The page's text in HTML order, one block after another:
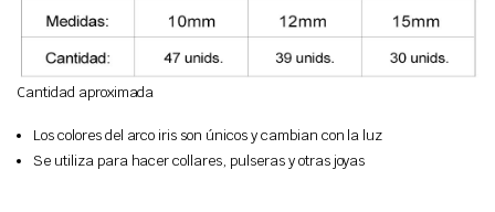
Cantidad aproximada
Los colores del arco iris son únicos y cambian con la luz
Se utiliza para hacer collares, pulseras y otras joyas